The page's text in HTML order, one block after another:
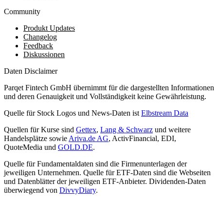
Community
Produkt Updates
Changelog
Feedback
Diskussionen
Daten Disclaimer
Parqet Fintech GmbH übernimmt für die dargestellten Informationen
und deren Genauigkeit und Vollständigkeit keine Gewährleistung.
Quelle für Stock Logos und News-Daten ist Elbstream Data
Quellen für Kurse sind Gettex, Lang & Schwarz und weitere
Handelsplätze sowie Ariva.de AG, ActivFinancial, EDI,
QuoteMedia und GOLD.DE.
Quelle für Fundamentaldaten sind die Firmenunterlagen der
jeweiligen Unternehmen. Quelle für ETF-Daten sind die Webseiten
und Datenblätter der jeweiligen ETF-Anbieter. Dividenden-Daten
überwiegend von DivvyDiary.